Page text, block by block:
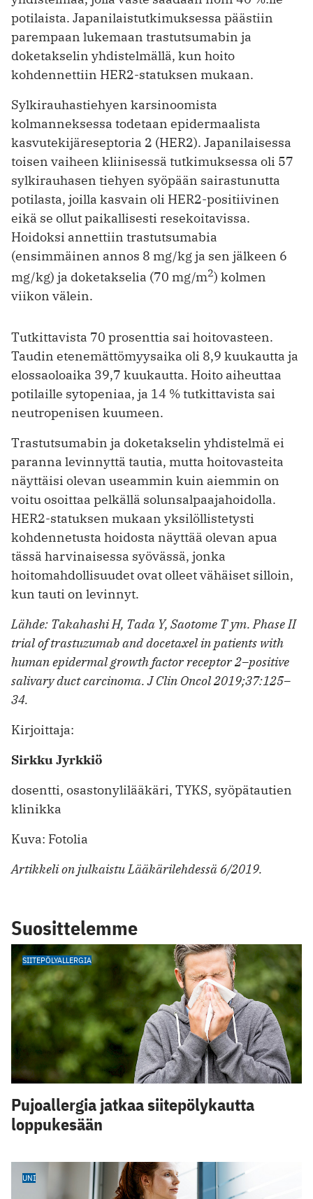
potilaista. Japanilaistutkimuksessa päästiin
parempaan lukemaan trastu­tsumabin ja
doketakselin ­yhdistelmällä, kun hoito
kohdennettiin HER2-statuksen mukaan.
Sylkirauhastiehyen karsinoomista
kolmanneksessa todetaan epidermaalista
kasvutekijäreseptoria 2 (HER2). Japa­nilaisessa
toisen vaiheen kliinisessä tutkimuksessa oli 57
sylkirauhasen tiehyen syöpään sairastunutta
potilasta, joilla kasvain oli HER2-positiivinen
eikä se ollut paikallisesti resekoitavissa.
Hoidoksi annettiin trastutsumabia
(ensimmäinen annos 8 mg/kg ja sen jälkeen 6
mg/kg) ja doketakselia (70 mg/m2) kolmen
viikon välein.
Tutkittavista 70 prosenttia sai hoitovasteen.
Taudin etenemättömyysaika oli 8,9 kuukautta ja
elossaoloaika 39,7 kuukautta. Hoito aiheuttaa
potilaille sytopeniaa, ja 14 % tutkittavista sai
neutropenisen kuumeen.
Trastutsumabin ja doketakselin yhdistelmä ei
paranna levinnyttä tautia, mutta hoitovasteita
näyttäisi olevan useammin kuin aiemmin on
voitu ­osoittaa pelkällä solunsalpaajahoidolla.
HER2-statuksen mukaan yksilöllistetysti
kohdennetusta hoidosta näyttää olevan apua
tässä harvinaisessa syövässä, jonka
hoitomahdollisuudet ovat olleet vähäiset silloin,
kun tauti on levinnyt.
Lähde: Takahashi H, Tada Y, Saotome T ym. Phase II
trial of ­trastuzumab and docetaxel in patients with
human epidermal growth factor receptor 2–positive
salivary duct carcinoma. J Clin Oncol 2019;37:125–
34.
Kirjoittaja:
Sirkku Jyrkkiö
dosentti, osastonylilääkäri, TYKS, syöpätautien
klinikka
Kuva: Fotolia
Artikkeli on julkaistu Lääkärilehdessä 6/2019.
Suosittelemme
SIITEPÖLYALLERGIA
Pujoallergia jatkaa siitepölykautta
loppukesään
UNI